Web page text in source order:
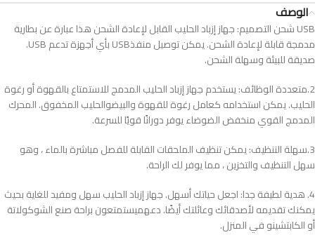
الوصف
شحنالتصميم:جهازإزبادالحليبالقابللإعادةالشحنهذاعبارةعنبطارية
مدمجةقابلةلإعادةالشحن.يمكنتوصيلمنفذUSBبأيأجهزةتدعم
صديقةللبيئةوسهلةالشحن.
2.متعددةالوظائف:يستخدمجهازإزبادالحليبالمدمجللاستمتاعبالقهوةأورغوة
الحليب.يمكناستخدامهكعاملرغوةللقهوةوالبيضوالحليبالمخفوق.المحرك
المدمجالقويمنخفضالضوضاءيوفردورانًاقويًاللسرعة.
3.سهلةالتنظيف:يمكنتنظيفالملحقاتالقابلةللفصلمباشرةبالماء،وهو
سهلالتنظيفوالتخزين،ممايوفرلكالراحة.
4. هديةلطيفةجدا:اجعلحياتكأسهل.جهازإزبادالحليبسهلومفيدللغايةبحيث
يمكنكتقديمهلأصدقائكوعائلتكأيضًا.دعهميستمتعونبراحةصنعالشوكولاتة
أوالكابتشينوفيالمنزل.